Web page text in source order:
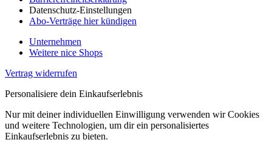
Datenschutz-Einstellungen
Abo-Verträge hier kündigen
Unternehmen
Weitere nice Shops
Vertrag widerrufen
Personalisiere dein Einkaufserlebnis
Nur mit deiner individuellen Einwilligung verwenden wir Cookies
und weitere Technologien, um dir ein personalisiertes
Einkaufserlebnis zu bieten.